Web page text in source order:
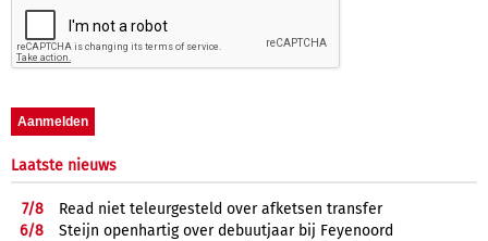
Laatste nieuws
7/8
Read niet teleurgesteld over afketsen transfer
6/8
Steijn openhartig over debuutjaar bij Feyenoord